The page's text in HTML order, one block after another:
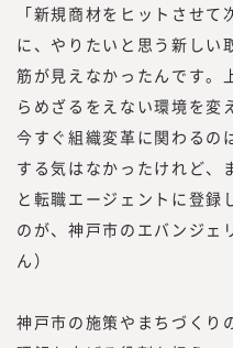
た知見をもって、フ
必要とされる情報」
っております。
「本当に必要とされ
には、われわれが欲
はなく、読者の目線
を提供する必要があ
読者は、新しい働き
業、人的資本経営／
ビリティ等、かつて
つまり、読者の目線
「新規商材をヒットさせ
に、やりたいと思う新しい
筋が見えなかったんです。
らめざるをえない環境を変
今すぐ組織変革に関わるの
する気はなかったけれど、
と転職エージェントに登録
のが、神戸市のエバンジェ
ん）
神戸市の施策やまちづくり